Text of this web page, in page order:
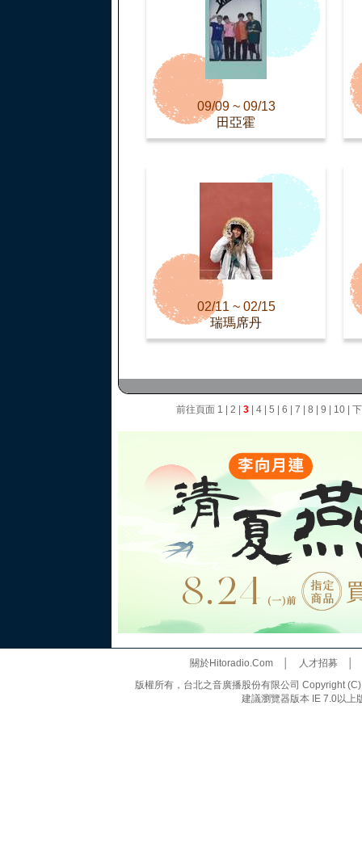
09/09 ~ 09/13
田亞霍
02/11 ~ 02/15
瑞瑪席丹
前往頁面 1 2 3| 4| 5 6 7 8 9 10|
關於Hitoradio.Com│ 人才招募
版權所有，台北之音廣播股份有限公司 Copyright
建議瀏覽器版本 IE 7.0以上